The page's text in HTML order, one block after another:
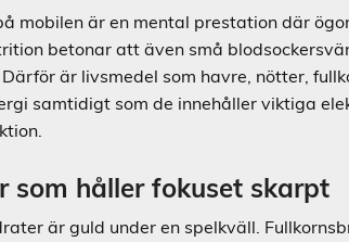
mobilen är en mental prestation där
betonar att även små
är livsmedel som havre, nötter,
samtidigt som de innehåller viktiga
som håller fokuset skarpt
är guld under en spelkväll.